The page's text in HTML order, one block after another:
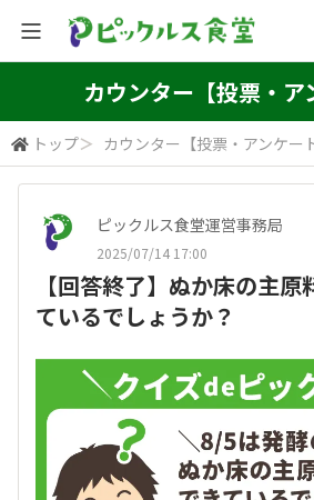
全体検索カウンター【投票・ア
トップ＞ カウンター【投票・アンケー
ピックルス食堂運営事務局
2025/07/14 17:00
【回答終了】ぬか床の主
ているでしょうか？